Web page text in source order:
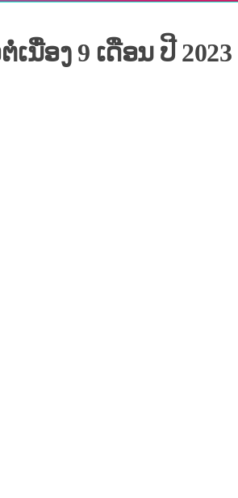
ອງ 9 ເດືອນ ປີ